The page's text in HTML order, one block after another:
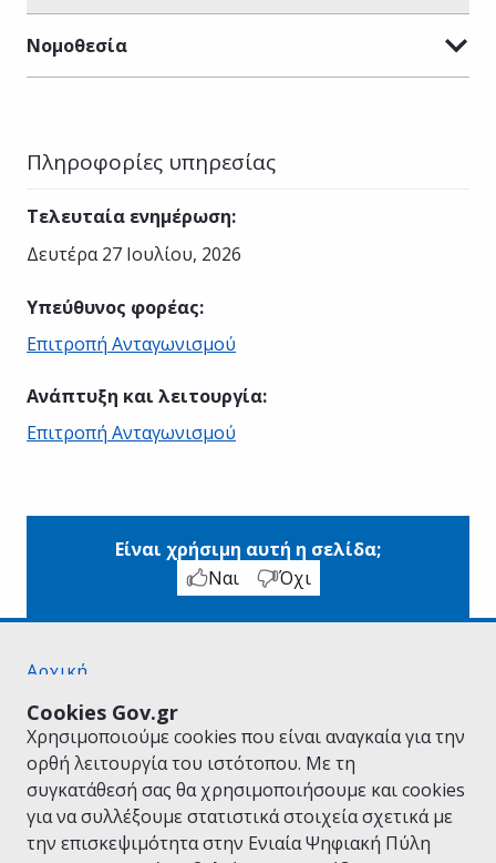
Cookies Gov.gr
Χρησιμοποιούμε cookies που είναι αναγκαία για την
ορθή λειτουργία του ιστότοπου. Με τη
συγκατάθεσή σας θα χρησιμοποιήσουμε και cookies
για να συλλέξουμε στατιστικά στοιχεία σχετικά με
την επισκεψιμότητα στην Ενιαία Ψηφιακή Πύλη
Νομοθεσία
Πληροφορίες υπηρεσίας
Τελευταία ενημέρωση:
Δευτέρα 27 Ιουλίου, 2026
Υπεύθυνος φορέας:
Επιτροπή Ανταγωνισμού
Ανάπτυξη και λειτουργία:
Επιτροπή Ανταγωνισμού
Είναι χρήσιμη αυτή η σελίδα;
Ναι
Όχι
Αρχική
Όροι Χρήσης
Πολιτική Απορρήτου
Δήλωση προσβασιμότητας
Πολιτική cookies
Προτάσεις για το gov.gr
Υλοποίηση από το Υπουργείο Ψηφιακής